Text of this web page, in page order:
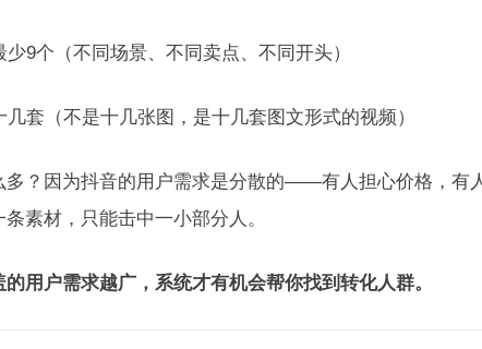
少9个（不同场景、不同卖点、不同开头）
几套（不是十几张图，是十几套图文形式的视频）
多？因为抖音的用户需求是分散的——有人担心价格，有
素材，只能击中一小部分人。
用户需求越广，系统才有机会帮你找到转化人群。